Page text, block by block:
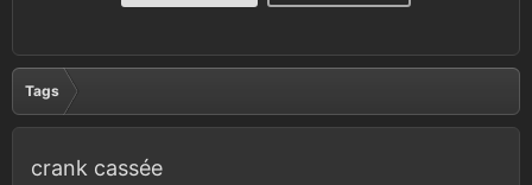
Tags
crank cassée